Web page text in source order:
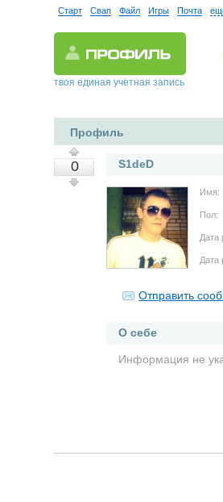
Старт Свап Файл Игры Почта
твоя единая учетная запись
Профиль
0 S1deD
Имя:
Пол:
Дата
Дата
Отправить
О себе
Информация не